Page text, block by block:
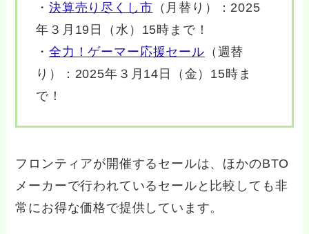
・決算売り尽くし市 （月替り）：2025
年３月19日（水）15時まで！
・全力！ゲーマー応援セール （週替
り）：2025年３月14日（金）15時ま
で！
フロンティアが開催するセールは、ほかのBTO
メーカーで行われているセールと比較しても非
常にお得な価格で提供しています。